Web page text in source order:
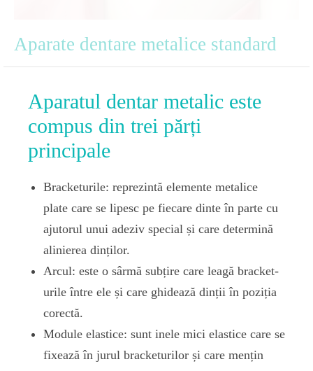
Aparate dentare metalice standard
Aparatul dentar metalic este
compus din trei părți
principale
Bracketurile: reprezintă elemente metalice
plate care se lipesc pe fiecare dinte în parte cu
ajutorul unui adeziv special și care determină
alinierea dinților.
Arcul: este o sârmă subțire care leagă bracket-
urile între ele și care ghidează dinții în poziția
corectă.
Module elastice: sunt inele mici elastice care se
fixează în jurul bracketurilor și care mențin